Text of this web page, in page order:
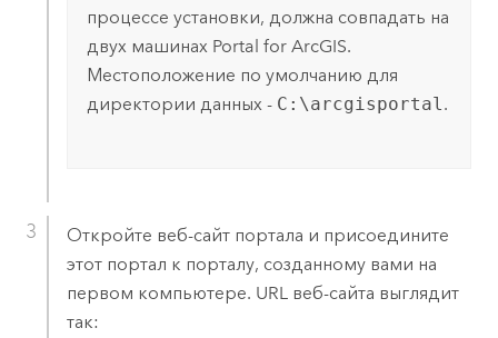
процессе установки, должна совпадать на
двух машинах Portal for ArcGIS.
Местоположение по умолчанию для
директории данных - C:\arcgisportal .
Откройте веб-сайт портала и присоедините
этот портал к порталу, созданному вами на
первом компьютере. URL веб-сайта выглядит
так: